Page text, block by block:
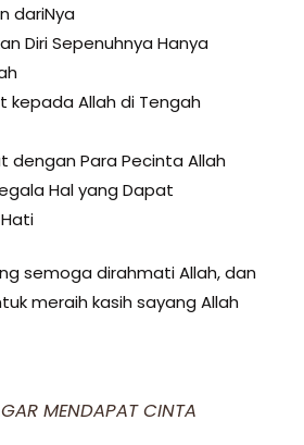
dariNya
Diri Sepenuhnya Hanya
kepada Allah di Tengah
dengan Para Pecinta Allah
Hal yang Dapat
semoga dirahmati Allah, dan
meraih kasih sayang Allah
MENDAPAT CINTA